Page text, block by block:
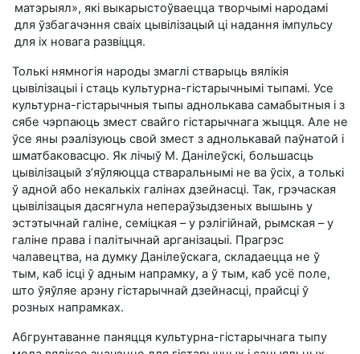
матэрыял», які выкарыстоўваецца творчымі народамі
для ўзбагачэння сваіх цывілізацый ці надання імпульсу
для іх новага развіцця.
Толькі нямногія народы змаглі стварыць вялікія
цывілізацыі і стаць культурна-гістарычнымі тыпамі. Усе
культурна-гістарычныя тыпы аднолькава самабытныя і з
сябе чэрпаюць змест свайго гістарычнага жыцця. Але не
ўсе яны рэалізуюць свой змест з аднолькавай паўнатой і
шматбаковасцю. Як лічыў М. Данілеўскі, большасць
цывілізацый з’яўляюцца стваральнымі не ва ўсіх, а толькі
ў адной або некалькіх галінах дзейнасці. Так, грэчаская
цывілізацыя дасягнула непераўзыдзеных вышынь у
эстэтычнай галіне, семіцкая – у рэлігійнай, рымская – у
галіне права і палітычнай арганізацыі. Прагрэс
чалавецтва, на думку Данілеўскага, складаецца не ў
тым, каб ісці ў адным напрамку, а ў тым, каб усё поле,
што ўяўляе арэну гістарычнай дзейнасці, прайсці ў
розных напрамках.
Абгрунтаванне паняцця культурна-гістарычнага тыпу